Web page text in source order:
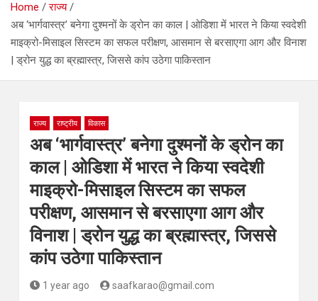
Home
राज्य
अब ‘भार्गवास्त्र’ बनेगा दुश्मनों के ड्रोन का काल | ओडिशा में भारत ने किया स्वदेशी
माइक्रो-मिसाइल सिस्टम का सफल परीक्षण, आसमान से बरसाएगा आग और विनाश
| ड्रोन युद्ध का ब्रह्मास्त्र, जिससे कांप उठेगा पाकिस्तान
राज्य राष्ट्रीय विकास
अब ‘भार्गवास्त्र’ बनेगा दुश्मनों के ड्रोन का
काल | ओडिशा में भारत ने किया स्वदेशी
माइक्रो-मिसाइल सिस्टम का सफल
परीक्षण, आसमान से बरसाएगा आग और
विनाश | ड्रोन युद्ध का ब्रह्मास्त्र, जिससे
कांप उठेगा पाकिस्तान
1 year ago saafkarao@gmail.com